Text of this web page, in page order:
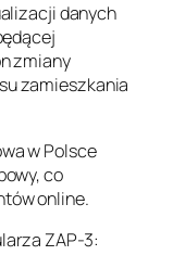
danych
zmiany
zamieszkania
w Polsce
co
online.
ZAP-3: